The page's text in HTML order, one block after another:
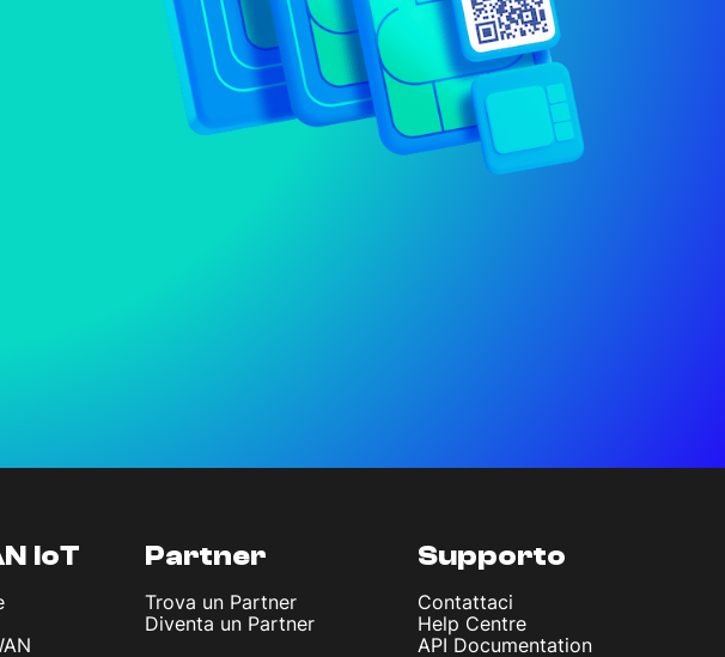
IoT Partner
Trova un Partner
Diventa un Partner
Supporto
Contattaci
Help Centre
API Documentation